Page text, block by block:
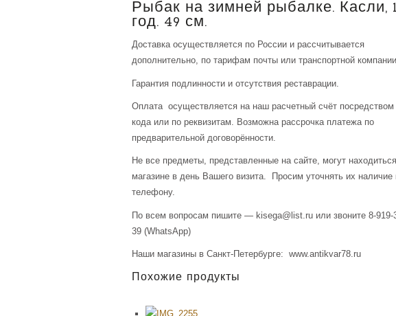
Рыбак на зимней рыбалке. Касли,
год. 49 см.
Доставка осуществляется по России и рассчитывается
дополнительно, по тарифам почты или транспортной
Гарантия подлинности и отсутствия реставрации.
Оплата осуществляется на наш расчетный счёт посредством
кода или по реквизитам. Возможна рассрочка платежа по
предварительной договорённости.
Не все предметы, представленные на сайте, могут
магазине в день Вашего визита. Просим уточнять их наличие
телефону.
По всем вопросам пишите — kisega@list.ru или звоните 8-919-
39 (WhatsApp)
Наши магазины в Санкт-Петербурге: www.antikvar78.ru
Похожие продукты